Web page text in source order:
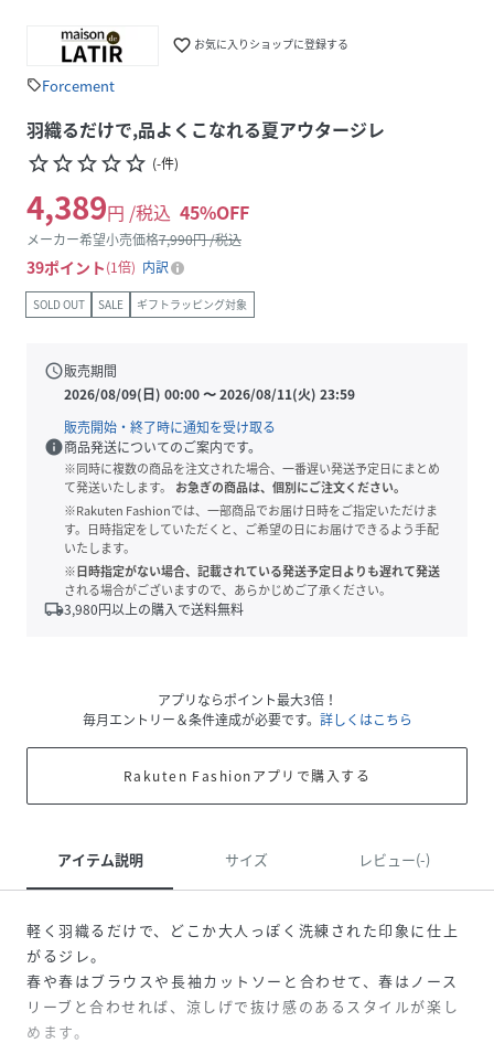
favorite_border お気に入りショップに登録する
sellForcement
羽織るだけで,品よくこなれる夏アウタージレ
star_borderstar_borderstar_borderstar_borderstar_border (-件)
4,389円 /税込 45%OFF
メーカー希望小売価格7,990円 /税込
39ポイント 1倍 内訳
SOLD OUT SALE ギフトラッピング対象
schedule販売期間
2026/08/09(日) 00:00〜2026/08/11(火) 23:59
販売開始・終了時に通知を受け取る
info商品発送についてのご案内です。
※同時に複数の商品を注文された場合、一番遅い発送予定日にまとめ
て発送いたします。
お急ぎの商品は、個別にご注文ください。
※Rakuten Fashionでは、一部商品でお届け日時をご指定いただけま
す。日時指定をしていただくと、ご希望の日にお届けできるよう手配
いたします。
※日時指定がない場合、記載されている発送予定日よりも遅れて発送
される場合がございますので、あらかじめご了承ください。
local_shipping3,980円以上の購入で送料無料
アプリならポイント最大3倍！
毎月エントリー＆条件達成が必要です。 詳しくはこちら
Rakuten Fashionアプリで購入する
アイテム説明 サイズ レビュー(-)
軽く羽織るだけで、どこか大人っぽく洗練された印象に仕上
がるジレ。
春や春はブラウスや長袖カットソーと合わせて、春はノース
リーブと合わせれば、涼しげで抜け感のあるスタイルが楽し
めます。